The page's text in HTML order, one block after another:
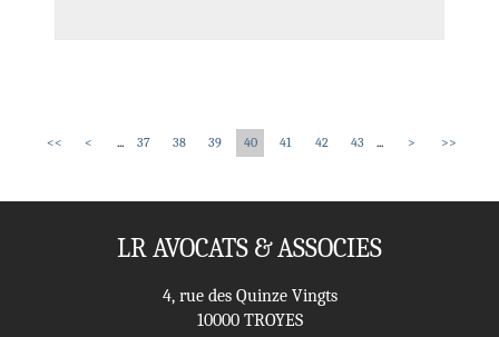
<< < ... 37 38 39 40 41 42 43 ... > >>
LR AVOCATS & ASSOCIES
4, rue des Quinze Vingts
10000 TROYES